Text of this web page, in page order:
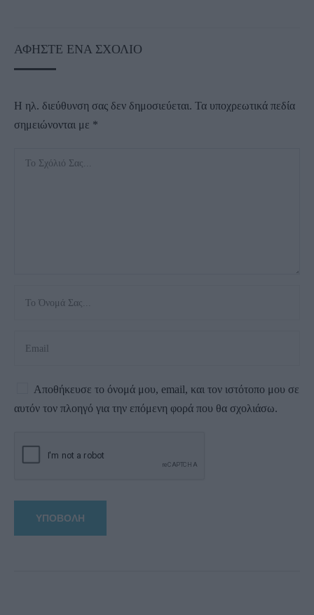
ΑΦΉΣΤΕ ΈΝΑ ΣΧΌΛΙΟ
Η ηλ. διεύθυνση σας δεν δημοσιεύεται. Τα υποχρεωτικά πεδία
σημειώνονται με *
Αποθήκευσε το όνομά μου, email, και τον ιστότοπο μου σε
αυτόν τον πλοηγό για την επόμενη φορά που θα σχολιάσω.